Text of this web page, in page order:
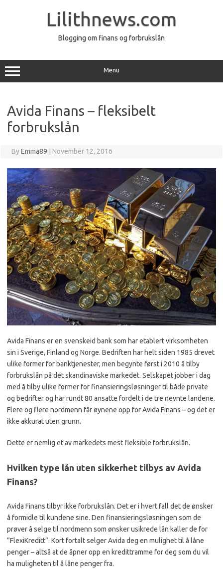
Lilithnews.com
Blogging om finans og forbrukslån
Menu
Avida Finans – fleksibelt
forbrukslån
ByEmma89 November 12, 2016
Avida Finans er en svenskeid bank som har etablert virksomheten
sin i Sverige, Finland og Norge. Bedriften har helt siden 1985 drevet
ulike former for banktjenester, men begynte først i 2010 å tilby
forbrukslån på det skandinaviske markedet. Selskapet jobber i dag
med å tilby ulike former for finansieringsløsninger til både private
og bedrifter og har rundt 80 ansatte fordelt i de tre nevnte landene.
Flere og flere nordmenn får øynene opp for Avida Finans – og det er
ikke akkurat uten grunn.
Dette er nemlig et av markedets mest fleksible forbrukslån.
Hvilken type lån uten sikkerhet tilbys av Avida
Finans?
Avida Finans tilbyr ikke forbrukslån. Det er i hvert fall det de ønsker
å formidle til kundene sine. Den finansieringsløsningen som de
prøver å selge til nordmenn som ønsker usikrede lån kaller de for
”FlexiKreditt”. Kort fortalt selger Avida deg en mulighet til å låne
penger – altså at de åpner opp en kredittramme for deg som du vil
ha muligheten til å låne penger fra.